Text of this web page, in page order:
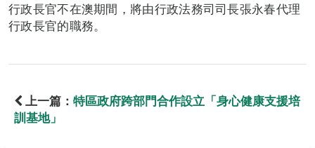
行政長官不在澳期間，將由行政法務司司長張永春代理
行政長官的職務。
上一篇： 特區政府跨部門合作設立「身心健康支援培
訓基地」